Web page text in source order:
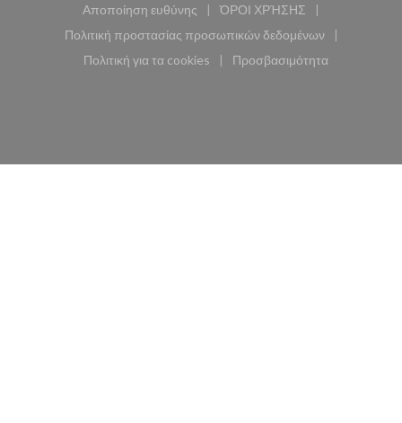
Αποποίηση ευθύνης
((ανοίγει σε νέο παράθυρο))
ΌΡΟΙ ΧΡΉΣΗΣ
((ανοίγει σε νέο
Πολιτική προστασίας προσωπικών δεδομένων
((ανοίγει σε νέο παράθυρο))
Πολιτική για τα cookies
((ανοίγει σε νέο παράθυρο))
Προσβασιμότητα
((ανοίγει σε νέο